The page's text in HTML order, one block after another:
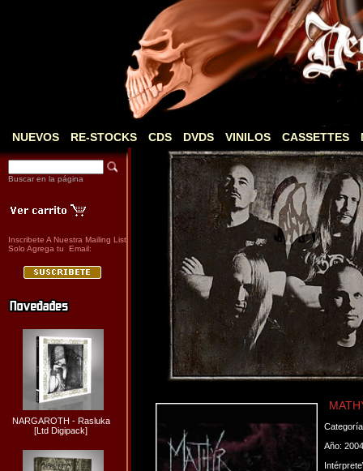
NUEVOS RE-STOCKS CDS DVDS VINILOS CASSETTES
Buscar en la página
Inscribete A Nuestra Mailing List
Solo Agrega tu Email:
NARGAROTH - Rasluka
[Ltd Digipack]
Año: 2004